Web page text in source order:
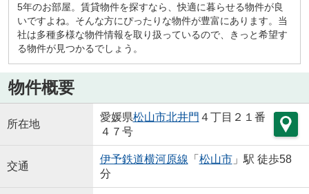
5年のお部屋。賃貸物件を探すなら、快適に暮らせる物件が良
いですよね。そんな方にぴったりな物件が豊富にあります。当
社は多種多様な物件情報を取り扱っているので、きっと希望す
る物件が見つかるでしょう。
物件概要
所在地
愛媛県松山市北井門 ４丁目２１番
４７号
交通
伊予鉄道横河原線 「 松山市」駅 徒歩58
分